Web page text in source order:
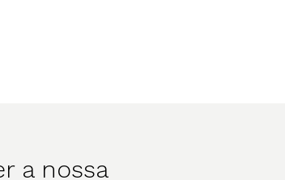
a nossa